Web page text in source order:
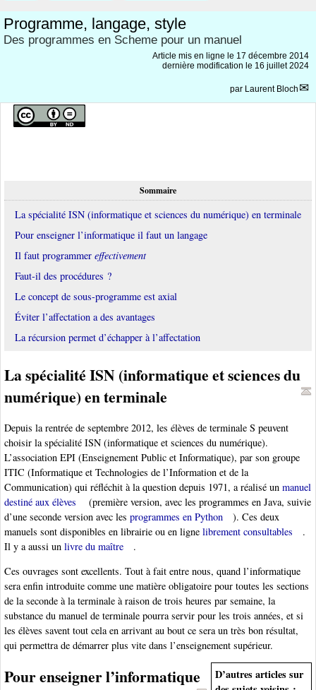
Programme, langage, style
Des programmes en Scheme pour un manuel
Article mis en ligne le 17 décembre 2014
dernière modification le 16 juillet 2024
par Laurent Bloch
Sommaire
La spécialité ISN (informatique et sciences du numérique) en terminale
Pour enseigner l’informatique il faut un langage
Il faut programmer effectivement
Faut-il des procédures ?
Le concept de sous-programme est axial
Éviter l’affectation a des avantages
La récursion permet d’échapper à l’affectation
La spécialité ISN (informatique et sciences du
numérique) en terminale
Depuis la rentrée de septembre 2012, les élèves de terminale S peuvent
choisir la spécialité ISN (informatique et sciences du numérique).
L’association EPI (Enseignement Public et Informatique), par son groupe
ITIC (Informatique et Technologies de l’Information et de la
Communication) qui réfléchit à la question depuis 1971, a réalisé un manuel
destiné aux élèves
(première version, avec les programmes en Java, suivie
d’une seconde version avec les programmes en Python
). Ces deux
manuels sont disponibles en librairie ou en ligne librement consultables
.
Il y a aussi un livre du maître
.
Ces ouvrages sont excellents. Tout à fait entre nous, quand l’informatique
sera enfin introduite comme une matière obligatoire pour toutes les sections
de la seconde à la terminale à raison de trois heures par semaine, la
substance du manuel de terminale pourra servir pour les trois années, et si
les élèves savent tout cela en arrivant au bout ce sera un très bon résultat,
qui permettra de démarrer plus vite dans l’enseignement supérieur.
D’autres articles sur
Pour enseigner l’informatique